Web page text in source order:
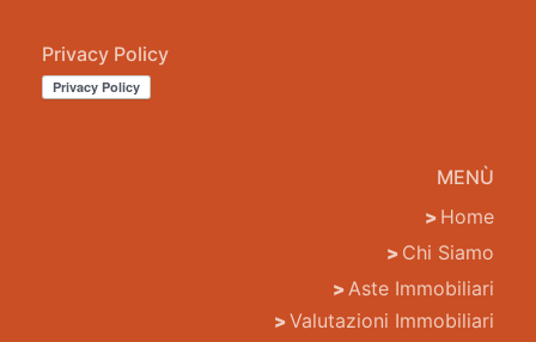
Privacy Policy
MENÙ
Home
Chi Siamo
Aste Immobiliari
Valutazioni Immobiliari